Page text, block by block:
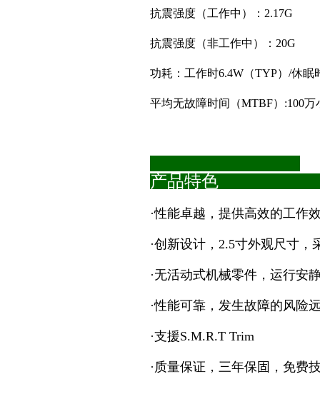
抗震强度（工作中）：2.17G
抗震强度（非工作中）：20G
功耗：工作时6.4W（TYP）/休眠
平均无故障时间（MTBF）:100万
产品特色
·性能卓越，提供高效的工作
·创新设计，2.5寸外观尺寸，
·无活动式机械零件，运行安
·性能可靠，发生故障的风险
·支援S.M.R.T Trim
·质量保证，三年保固，免费